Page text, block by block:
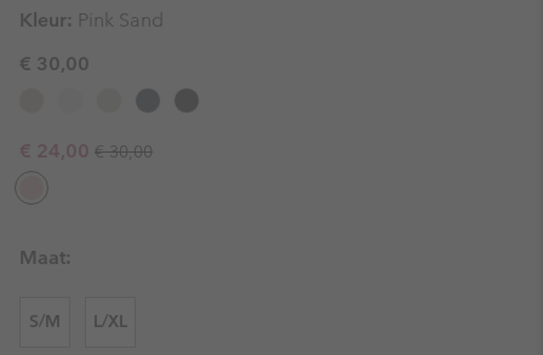
Kleur: Pink Sand
€ 30,00
Sale price:
€ 24,00 Regular price:
€ 30,00
Maat:
S/M L/XL